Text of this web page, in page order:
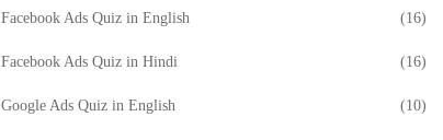
Facebook Ads Quiz in English (16)
Facebook Ads Quiz in Hindi (16)
Google Ads Quiz in English (10)